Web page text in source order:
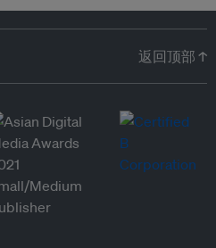
返回顶部 ↑